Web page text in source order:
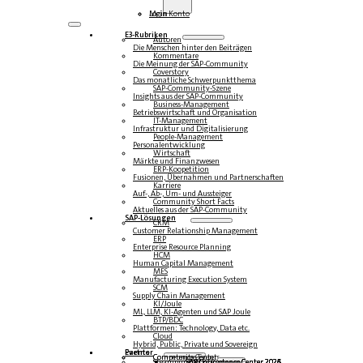
Login
Mein Konto
E3-RubrikenAutoren
Die Menschen hinter den Beiträgen
Kommentare
Die Meinung der SAP-Community
Coverstory
Das monatliche Schwerpunktthema
SAP-Community-Szene
Insights aus der SAP-Community
Business-Management
Betriebswirtschaft und Organisation
IT-Management
Infrastruktur und Digitalisierung
People-Management
Personalentwicklung
Wirtschaft
Märkte und Finanzwesen
ERP-Koopetition
Fusionen, Übernahmen und Partnerschaften
Karriere
Auf-, Ab-, Um- und Aussteiger
Community Short Facts
Aktuelles aus der SAP-Community
SAP-Lösungen
CRM
Customer Relationship Management
ERP
Enterprise Resource Planning
HCM
Human Capital Management
MES
Manufacturing Execution System
SCM
Supply Chain Management
KI/Joule
ML, LLM, KI-Agenten und SAP Joule
BTP/BDC
Plattformen: Technology, Data etc.
Cloud
Hybrid, Public, Private und Sovereign
Partner
Events Community-Events
Competence Center